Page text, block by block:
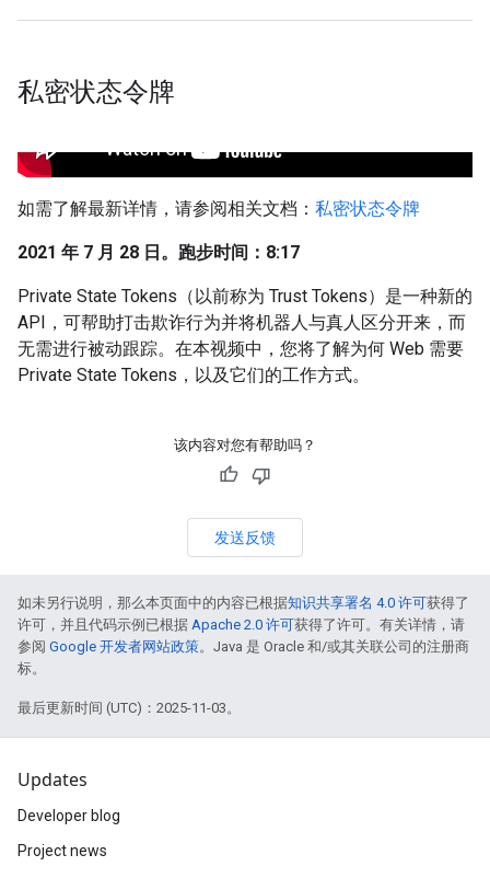
私密状态令牌
如需了解最新详情，请参阅相关文档： 私密状态令牌
2021 年 7 月 28 日。跑步时间：8:17
Private State Tokens（以前称为 Trust Tokens）是一种新的
API，可帮助打击欺诈行为并将机器人与真人区分开来，而
无需进行被动跟踪。在本视频中，您将了解为何 Web 需要
Private State Tokens，以及它们的工作方式。
该内容对您有帮助吗？
发送反馈
如未另行说明，那么本页面中的内容已根据知识共享署名 4.0 许可获得了
许可，并且代码示例已根据 Apache 2.0 许可获得了许可。有关详情，请
参阅 Google 开发者网站政策。Java 是 Oracle 和/或其关联公司的注册商
标。
最后更新时间 (UTC)：2025-11-03。
Updates
Developer blog
Project news